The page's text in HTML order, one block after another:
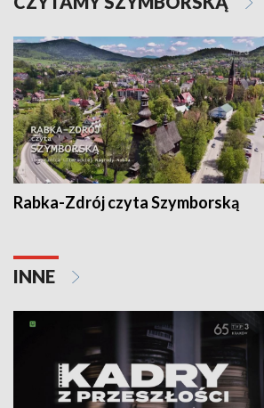
Rabka-Zdrój czyta Szymborską
INNE